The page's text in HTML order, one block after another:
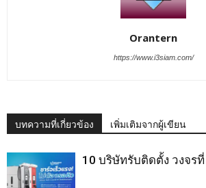
Orantern
https://www.i3siam.com/
บทความที่เกี่ยวข้อง เพิ่มเติมจากผู้เขียน
10 บริษัทรับติดตั้ง วงจร